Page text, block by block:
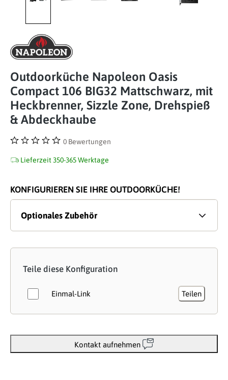
Outdoorküche Napoleon Oasis
Compact 106 BIG32 Mattschwarz, mit
Heckbrenner, Sizzle Zone, Drehspieß
& Abdeckhaube
0 Bewertungen
Lieferzeit 350-365 Werktage
KONFIGURIEREN SIE IHRE OUTDOORKÜCHE!
Optionales Zubehör
Teile diese Konfiguration
Einmal-Link Teilen
Kontakt aufnehmen